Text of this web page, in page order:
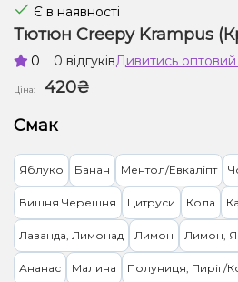
Є в наявності
Тютюн Creepy Krampus
0 0 відгуківДивитись
Ціна:
420₴
Смак
Яблуко Банан Ментол/Евкаліпт
Вишня Черешня Цитруси Кола
Лаванда, Лимонад Лимон Лимон,
Ананас Малина Полуниця, Пиріг/